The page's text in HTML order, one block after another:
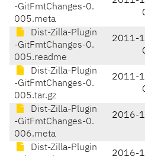
-GitFmtChanges-0.
005.meta
Dist-Zilla-Plugin
-GitFmtChanges-0.
005.readme
2011-
Dist-Zilla-Plugin
-GitFmtChanges-0.
005.tar.gz
2011-
Dist-Zilla-Plugin
-GitFmtChanges-0.
006.meta
2016-
Dist-Zilla-Plugin
2016-